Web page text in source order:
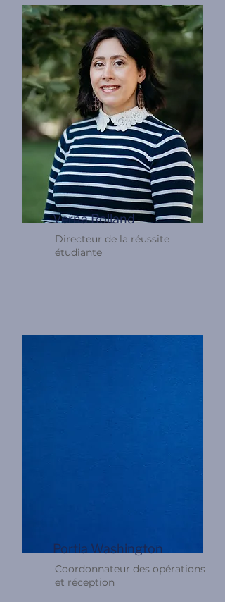
Verna Rolland
Directeur de la réussite
étudiante
Portia Washington
Coordonnateur des opérations
et réception